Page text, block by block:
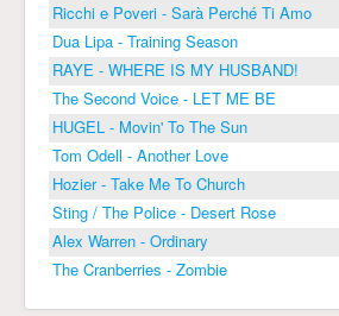
Ricchi e Poveri - Sarà Perché Ti Amo
Dua Lipa - Training Season
RAYE - WHERE IS MY HUSBAND!
The Second Voice - LET ME BE
HUGEL - Movin' To The Sun
Tom Odell - Another Love
Hozier - Take Me To Church
Sting / The Police - Desert Rose
Alex Warren - Ordinary
The Cranberries - Zombie